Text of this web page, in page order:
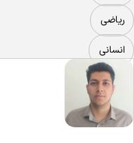
ریاضی
انسانی